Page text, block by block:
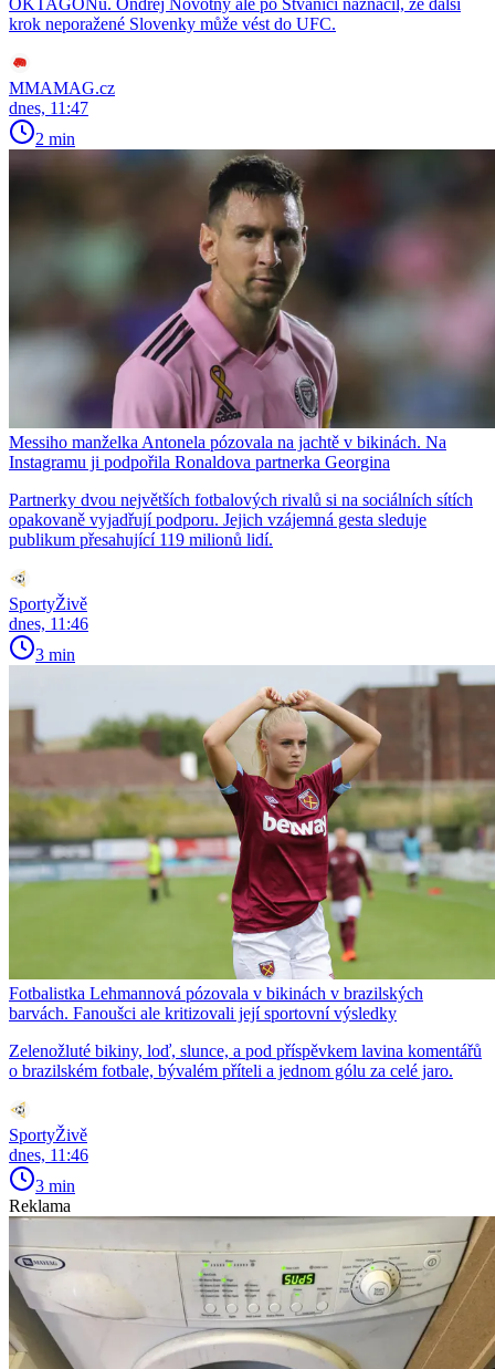
OKTAGONu. Ondřej Novotný ale po Štvanici naznačil, že další
krok neporažené Slovenky může vést do UFC.
MMAMAG.cz
dnes, 11:47
2 min
Messiho manželka Antonela pózovala na jachtě v bikinách. Na
Instagramu ji podpořila Ronaldova partnerka Georgina
Partnerky dvou největších fotbalových rivalů si na sociálních sítích
opakovaně vyjadřují podporu. Jejich vzájemná gesta sleduje
publikum přesahující 119 milionů lidí.
SportyŽivě
dnes, 11:46
3 min
Fotbalistka Lehmannová pózovala v bikinách v brazilských
barvách. Fanoušci ale kritizovali její sportovní výsledky
Zelenožluté bikiny, loď, slunce, a pod příspěvkem lavina komentářů
o brazilském fotbale, bývalém příteli a jednom gólu za celé jaro.
SportyŽivě
dnes, 11:46
3 min
Reklama